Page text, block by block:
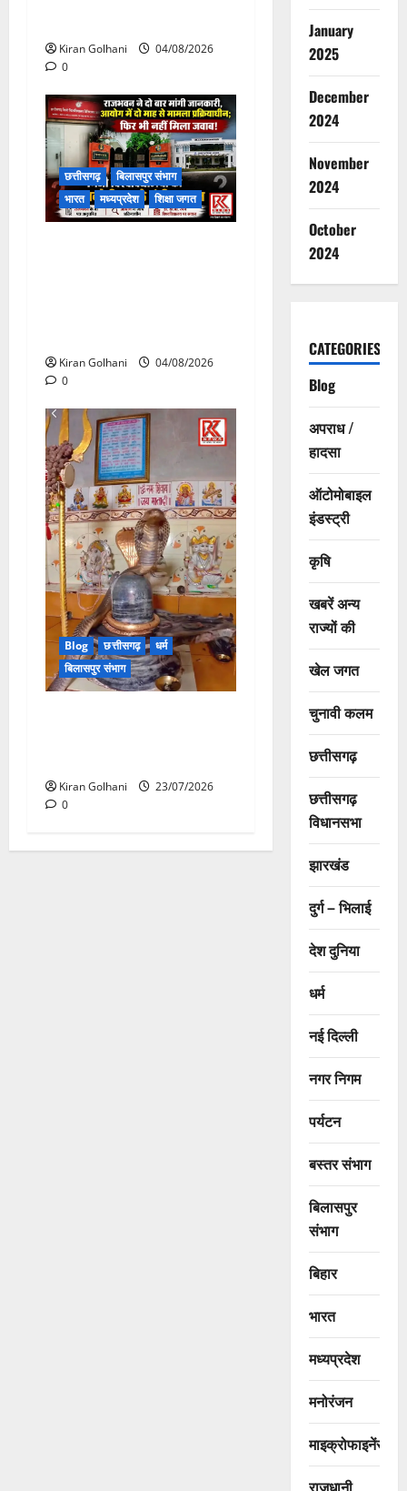
Kiran Golhani
04/08/2026
0
छत्तीसगढ़
बिलासपुर संभाग
भारत
मध्यप्रदेश शिक्षा जगत
Kiran Golhani
04/08/2026
0
Blog छत्तीसगढ़
धर्म
बिलासपुर संभाग
Kiran Golhani
23/07/2026
0
January
2025
December
2024
November
2024
October
2024
CATEGORIES
Blog
अपराध /
हादसा
ऑटोमोबाइल
इंडस्ट्री
कृषि
खबरें अन्य
राज्यों की
खेल जगत
चुनावी कलम
छत्तीसगढ़
छत्तीसगढ़
विधानसभा
झारखंड
दुर्ग – भिलाई
देश दुनिया
धर्म
नई दिल्ली
नगर निगम
पर्यटन
बस्तर संभाग
बिलासपुर
संभाग
बिहार
भारत
मध्यप्रदेश
मनोरंजन
माइक्रोफाइनेंस